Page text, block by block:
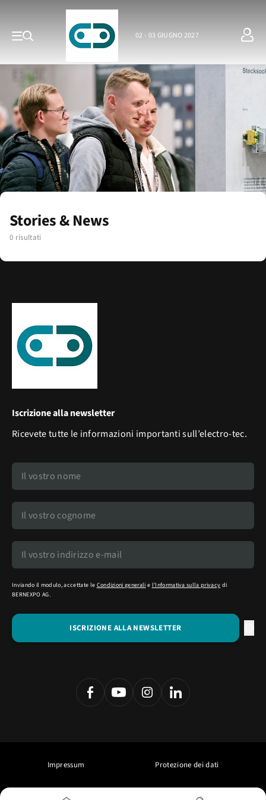
02 - 03 GIUGNO 2027
Stories & News
0 risultati
Iscrizione alla newsletter
Ricevete tutte le informazioni importanti sull’electro-tec.
Inviando il modulo, accettate le Condizioni generali e l'Informativa sulla privacy di
BERNEXPO AG.
Impressum Protezione dei dati